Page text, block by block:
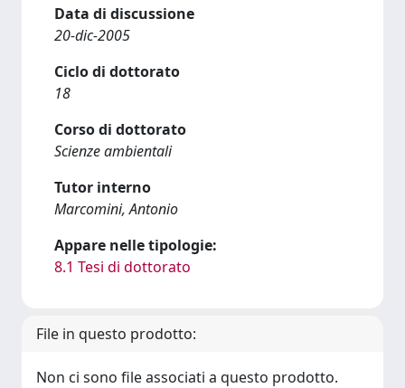
Data di discussione
20-dic-2005
Ciclo di dottorato
18
Corso di dottorato
Scienze ambientali
Tutor interno
Marcomini, Antonio
Appare nelle tipologie:
8.1 Tesi di dottorato
File in questo prodotto:
Non ci sono file associati a questo prodotto.